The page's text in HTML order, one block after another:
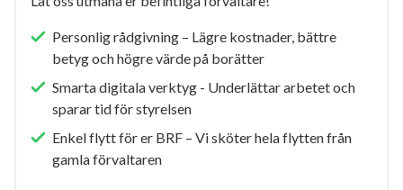
Personlig rådgivning – Lägre kostnader, bättre
betyg och högre värde på borätter
Smarta digitala verktyg - Underlättar arbetet och
sparar tid för styrelsen
Enkel flytt för er BRF – Vi sköter hela flytten från
gamla förvaltaren